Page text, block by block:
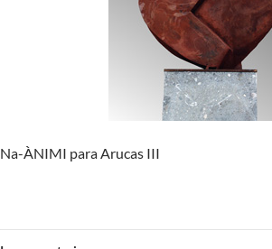
Na-ÀNIMI para Arucas III